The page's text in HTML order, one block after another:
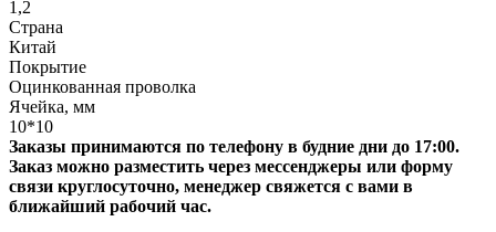
1,2
Страна
Китай
Покрытие
Оцинкованная проволка
Ячейка, мм
10*10
Заказы принимаются по телефону в будние дни до 17:00.
Заказ можно разместить через мессенджеры или форму
связи круглосуточно, менеджер свяжется с вами в
ближайший рабочий час.